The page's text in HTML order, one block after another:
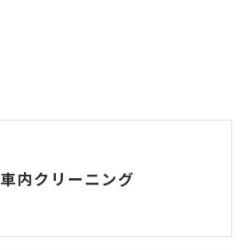
車内クリーニング